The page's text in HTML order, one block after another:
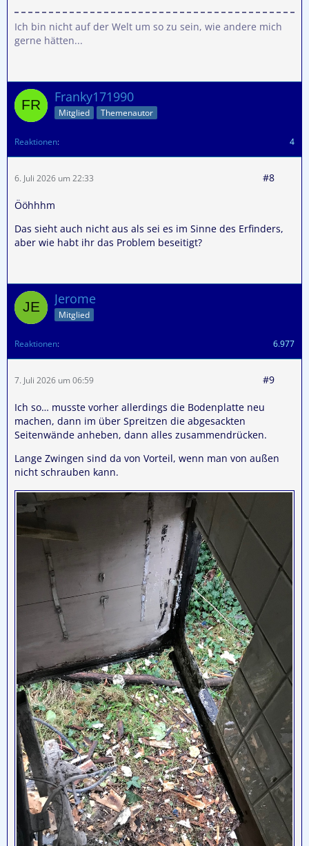
Ich bin nicht auf der Welt um so zu sein, wie andere mich
gerne hätten...
Franky171990
Mitglied Themenautor
Reaktionen 4
6. Juli 2026 um 22:33 #8
Ööhhhm
Das sieht auch nicht aus als sei es im Sinne des Erfinders,
aber wie habt ihr das Problem beseitigt?
Jerome
Mitglied
Reaktionen 6.977
7. Juli 2026 um 06:59 #9
Ich so… musste vorher allerdings die Bodenplatte neu
machen, dann im über Spreitzen die abgesackten
Seitenwände anheben, dann alles zusammendrücken.
Lange Zwingen sind da von Vorteil, wenn man von außen
nicht schrauben kann.